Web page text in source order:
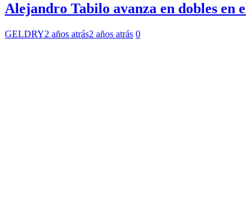
Alejandro Tabilo avanza en dobles en
GELDRY2 años atrás2 años atrás 0